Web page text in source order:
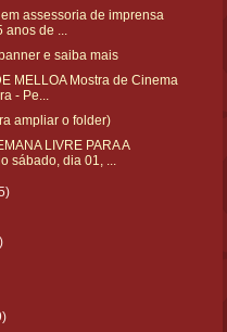
assessoria de imprensa
anos de ...
e saiba mais
MELLOA Mostra de Cinema
- Pe...
ampliar o folder)
LIVRE PARA A
sábado, dia 01, ...